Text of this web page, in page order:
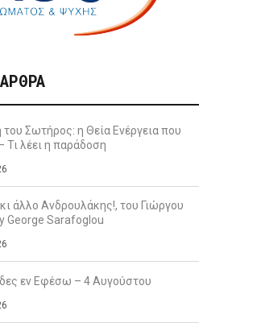
Σωτήρος: η Θεία Ενέργεια που
Τι λέει η παράδοση
άλλο Ανδρουλάκης!, του Γιώργου
George Sarafoglou
εν Εφέσω – 4 Αυγούστου